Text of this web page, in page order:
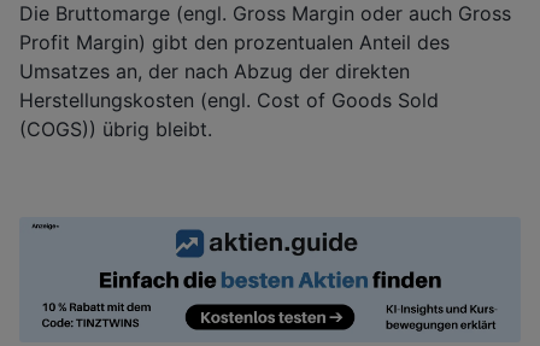
Die Bruttomarge (engl. Gross Margin oder auch Gross
Profit Margin) gibt den prozentualen Anteil des
Umsatzes an, der nach Abzug der direkten
Herstellungskosten (engl. Cost of Goods Sold
(COGS)) übrig bleibt.